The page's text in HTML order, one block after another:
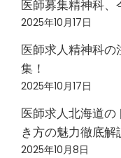
医師募集精神科
2025年10月17日
医師求人精神科
集！
2025年10月17日
医師求人北海道
き方の魅力徹底解
2025年10月8日